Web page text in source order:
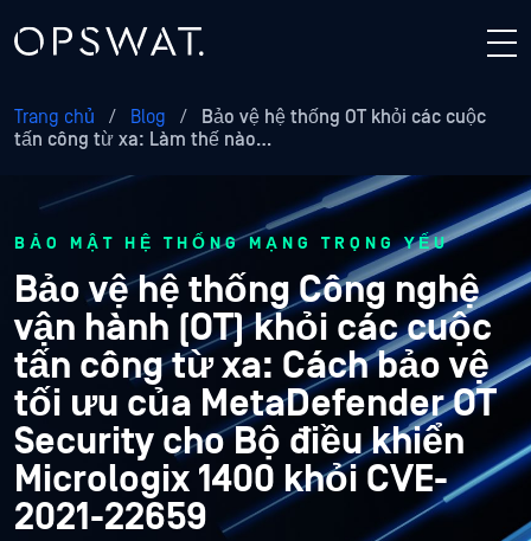
Trang chủ / Blog /
Bảo vệ hệ thống OT khỏi các cuộc
tấn công từ xa: Làm thế nào…
BẢO MẬT HỆ THỐNG MẠNG TRỌNG YẾU
Bảo vệ hệ thống Công nghệ
vận hành (OT) khỏi các cuộc
tấn công từ xa: Cách bảo vệ
tối ưu của MetaDefender OT
Security cho Bộ điều khiển
Micrologix 1400 khỏi CVE-
2021-22659